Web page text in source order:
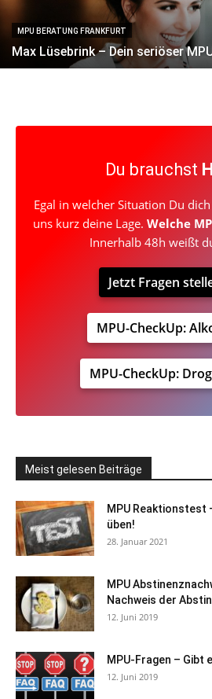
MPU BERATUNG FRANKFURT
Max Lüsebrink – Dein seriöser
Du brauchst
Egal in welcher Situation Du
uns kurz deine Lage. Welche
Innerhalb 48h weißt
Jetzt Fragen
MPU-CheckUp:
MPU-CheckUp:
Meist gelesen Beiträge
MPU
üben!
28. Januar 2021
MPU
Nachweis der
12. Juni 2019
MPU-Fragen – Gibt
12. Juni 2019